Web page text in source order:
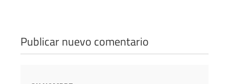
Publicar nuevo comentario